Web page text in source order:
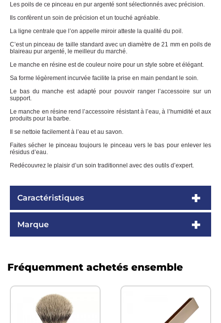
Les poils de ce pinceau en pur argenté sont sélectionnés avec précision.
Ils confèrent un soin de précision et un touché agréable.
La ligne centrale que l’on appelle miroir atteste la qualité du poil.
C’est un pinceau de taille standard avec un diamètre de 21 mm en poils de
blaireau pur argenté, le meilleur du marché.
Le manche en résine est de couleur noire pour un style sobre et élégant.
Sa forme légèrement incurvée facilite la prise en main pendant le soin.
Le bas du manche est adapté pour pouvoir ranger l’accessoire sur un
support.
Le manche en résine rend l’accessoire résistant à l’eau, à l’humidité et aux
produits pour la barbe.
Il se nettoie facilement à l’eau et au savon.
Faites sécher le pinceau toujours le pinceau vers le bas pour enlever les
résidus d’eau.
Redécouvrez le plaisir d’un soin traditionnel avec des outils d’expert.
Caractéristiques
Marque
Fréquemment achetés ensemble